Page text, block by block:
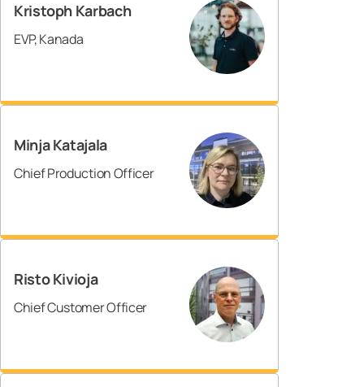
Kristoph Karbach
EVP, Kanada
Minja Katajala
Chief Production Officer
Risto Kivioja
Chief Customer Officer